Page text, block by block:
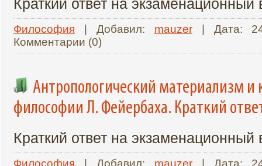
Краткий ответ на
Философия | Добавил: mauzer| Дата:
Комментарии (0)
Антропологический материализм и
философии Л. Фейербаха. Краткий
Краткий ответ на
Философия | Добавил: mauzer| Дата: